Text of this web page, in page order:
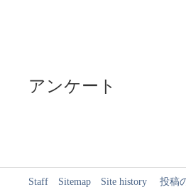
アンケート
Staff Sitemap Site history 投稿